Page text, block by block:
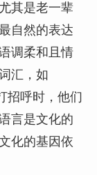
其是老一辈
自然的表达
调柔和且情
汇，如
招呼时，他们
言是文化的
化的基因依